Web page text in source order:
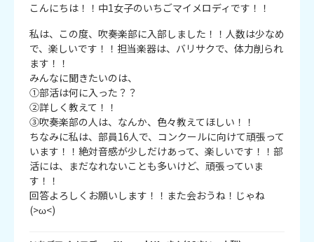
こんにちは！！中1女子のいちごマイメロディです！！
私は、この度、吹奏楽部に入部しました！！人数は少なめ
で、楽しいです！！担当楽器は、バリサクで、体力削られ
ます！！
みんなに聞きたいのは、
①部活は何に入った？？
②詳しく教えて！！
③吹奏楽部の人は、なんか、色々教えてほしい！！
ちなみに私は、部員16人で、コンクールに向けて頑張って
います！！絶対音感が少しだけあって、楽しいです！！部
活には、まだなれないことも多いけど、頑張っていま
す！！
回答よろしくお願いします！！また会おうね！じゃね
(>ω<)